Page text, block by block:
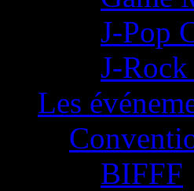
J-Pop
J-
Les
BIFFF